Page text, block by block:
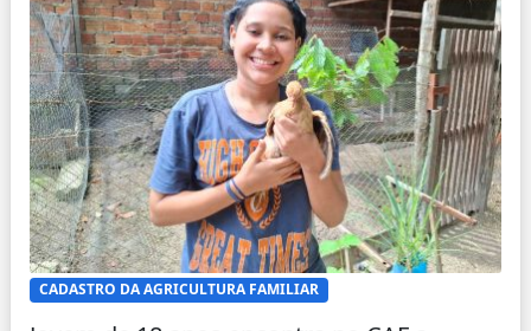
CADASTRO DA AGRICULTURA FAMILIAR